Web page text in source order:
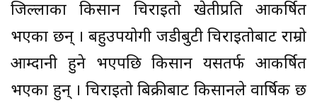
जिल्लाका किसान चिराइतो खेतीप्रति आकर्षित
भएका छन् । बहुउपयोगी जडीबुटी चिराइतोबाट राम्रो
आम्दानी हुने भएपछि किसान यसतर्फ आकर्षित
भएका हुन् । चिराइतो बिक्रीबाट किसानले वार्षिक छ